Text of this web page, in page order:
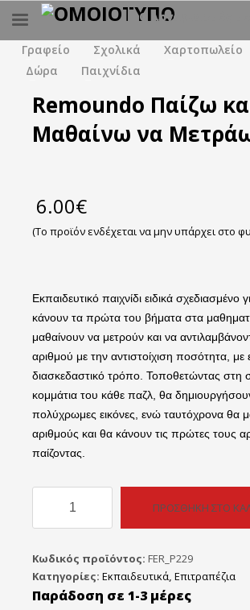
ΑΝΑΖΉΤΗΣΗ
Γραφείο
Σχολικά Χαρτοπωλείο
Δώρα
Παιχνίδια
Ο λογαριασμός μου
Remoundo Παίζω
Μαθαίνω να
6.00€
(Το προϊόν ενδέχεται να μην υπάρχει στο
Εκπαιδευτικό παιχνίδι ειδικά σχεδιασμένο
κάνουν τα πρώτα του βήματα στα
μαθαίνουν να μετρούν και να
αριθμού με την αντιστοίχιση ποσότητα, με
διασκεδαστικό τρόπο. Τοποθετώντας στη
κομμάτια του κάθε παζλ, θα
πολύχρωμες εικόνες, ενώ ταυτόχρονα θα
αριθμούς και θα κάνουν τις πρώτες τους
παίζοντας.
και
να
Μετράω
ποσότητα
ΠΡΟΣΘΉΚΗ ΣΤΟ
Κωδικός προϊόντος: FER_P229
Κατηγορίες: Εκπαιδευτικά, Επιτραπέζια
Παράδοση σε 1-3 μέρες